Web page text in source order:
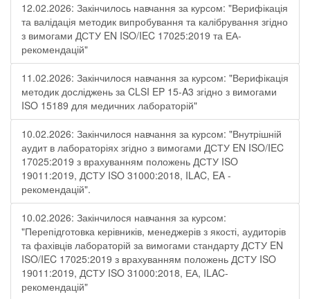
12.02.2026: Закінчилось навчання за курсом: "Верифікація
та валідація методик випробування та калібрування згідно
з вимогами ДСТУ EN ISO/IEC 17025:2019 та ЕА-
рекомендацій"
11.02.2026: Закінчилося навчання за курсом: "Верифікація
методик досліджень за CLSI EP 15-A3 згідно з вимогами
ISO 15189 для медичних лабораторій"
10.02.2026: Закінчилося навчання за курсом: "Внутрішній
аудит в лабораторіях згідно з вимогами ДСТУ EN ISO/IEC
17025:2019 з врахуванням положень ДСТУ ISO
19011:2019, ДСТУ ISO 31000:2018, ILAC, EA -
рекомендацій".
10.02.2026: Закінчилося навчання за курсом:
"Перепідготовка керівників, менеджерів з якості, аудиторів
та фахівців лабораторій за вимогами стандарту ДСТУ EN
ISO/IEC 17025:2019 з врахуванням положень ДСТУ ISO
19011:2019, ДСТУ ISO 31000:2018, ЕА, ILAC-
рекомендацій"